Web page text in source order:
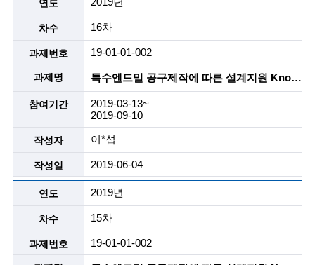
n
c
e
m
e
n
t
o
f
t
e
16차
19-01-01-002
특수엔드밀 공구제작에 따른 설계지원 Know-How 개발 및 이를 해외업체에 기술 소개용 자료작성 및 특장점을 활용한 Sales Engineering 자료 작성지원
2019-03-13~
2019-09-10
이*섭
2019-06-04
2019년
15차
19-01-01-002